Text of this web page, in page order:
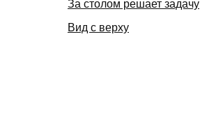
За столом решает задачу
Вид с верху